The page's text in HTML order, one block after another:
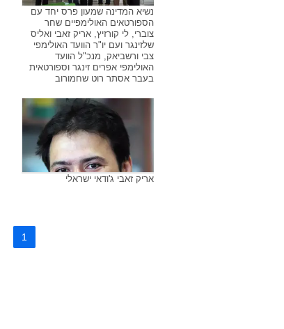
הג'ודוקא הישראלי אריק זאבי
נשיא המדינה שמעון פרס יחד עם
הספורטאים האולימפיים שחר
צוברי, לי קורזיץ, אריק זאבי ואליס